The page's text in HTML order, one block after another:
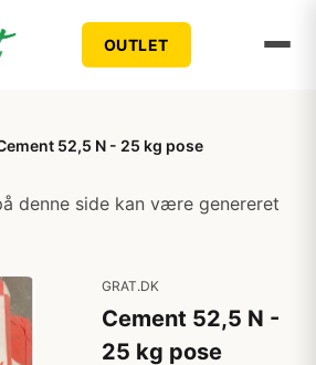
OUTLET
52,5 N - 25 kg pose
denne side kan være genereret
GRAT.DK
Cement 52,5 N -
25 kg pose